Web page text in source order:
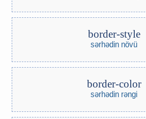
border-style
sərhədin növü
border-color
sərhədin rəngi